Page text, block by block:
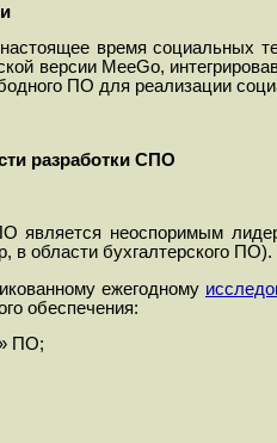
время социальных
версии MeeGo,
ПО для реализации
разработки СПО
является неоспоримым
в области бухгалтерского
ежегодному
обеспечения:
ПО;